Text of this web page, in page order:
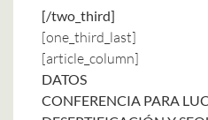
[/two_third]
[one_third_last]
[article_column]
DATOS
CONFERENCIA PARA